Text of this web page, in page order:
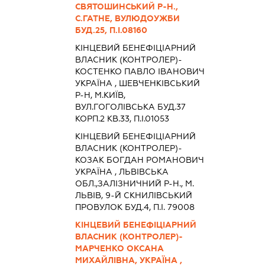
СВЯТОШИНСЬКИЙ Р-Н.,
С.ГАТНЕ, ВУЛЮДОУЖБИ
БУД.25, П.І.08160
КІНЦЕВИЙ БЕНЕФІЦІАРНИЙ
ВЛАСНИК (КОНТРОЛЕР)-
КОСТЕНКО ПАВЛО ІВАНОВИЧ
УКРАЇНА , ШЕВЧЕНКІВСЬКИЙ
Р-Н, М.КИЇВ,
ВУЛ.ГОГОЛІВСЬКА БУД.37
КОРП.2 КВ.33, П.І.01053
КІНЦЕВИЙ БЕНЕФІЦІАРНИЙ
ВЛАСНИК (КОНТРОЛЕР)-
КОЗАК БОГДАН РОМАНОВИЧ
УКРАЇНА , ЛЬВІВСЬКА
ОБЛ.,ЗАЛІЗНИЧНИЙ Р-Н., М.
ЛЬВІВ, 9-Й СКНИЛІВСЬКИЙ
ПРОВУЛОК БУД.4, П.І. 79008
КІНЦЕВИЙ БЕНЕФІЦІАРНИЙ
ВЛАСНИК (КОНТРОЛЕР)-
МАРЧЕНКО ОКСАНА
МИХАЙЛІВНА, УКРАЇНА ,